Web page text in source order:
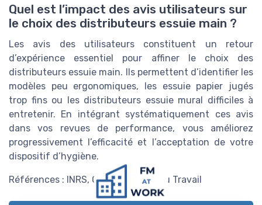
Quel est l’impact des avis utilisateurs sur
le choix des distributeurs essuie main ?
Les avis des utilisateurs constituent un retour
d’expérience essentiel pour affiner le choix des
distributeurs essuie main. Ils permettent d’identifier les
modèles peu ergonomiques, les essuie papier jugés
trop fins ou les distributeurs essuie mural difficiles à
entretenir. En intégrant systématiquement ces avis
dans vos revues de performance, vous améliorez
progressivement l’efficacité et l’acceptation de votre
dispositif d’hygiène.
Références : INRS, OMS, Ministère du Travail